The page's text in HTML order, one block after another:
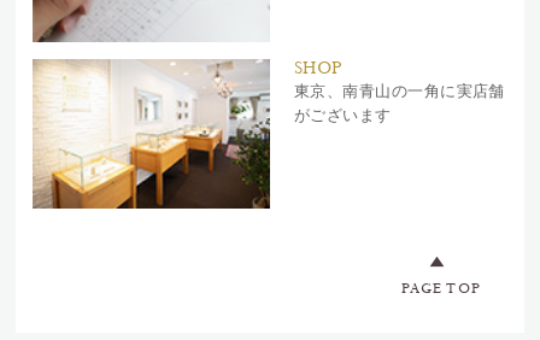
SHOP
東京、南青山の一角に実店舗
がございます
PAGE TOP